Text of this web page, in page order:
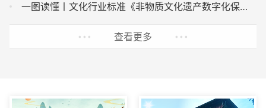
一图读懂丨文化行业标准《非物质文化遗产数字化保护 数字...
查看更多